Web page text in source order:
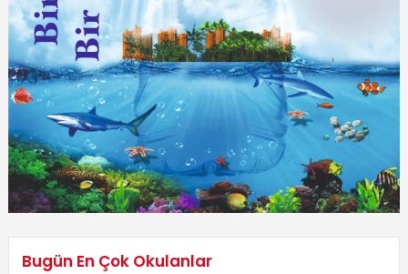
Bugün En Çok Okulanlar